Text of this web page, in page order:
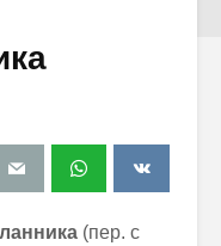
(пер. с